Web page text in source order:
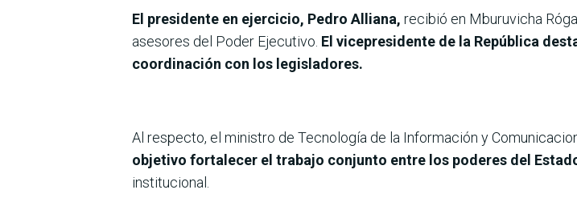
El presidente en ejercicio, Pedro Alliana, recibió en Mburuvicha
asesores del Poder Ejecutivo. El vicepresidente de la República
coordinación con los legisladores.
Al respecto, el ministro de Tecnología de la Información y
objetivo fortalecer el trabajo conjunto entre los poderes del
institucional.